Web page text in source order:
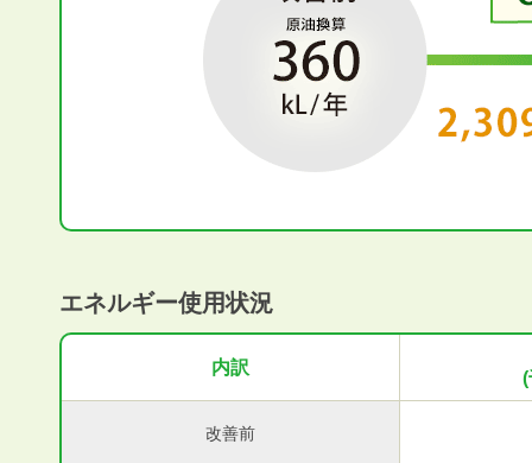
エネルギー使用状況
内訳
(
改善前